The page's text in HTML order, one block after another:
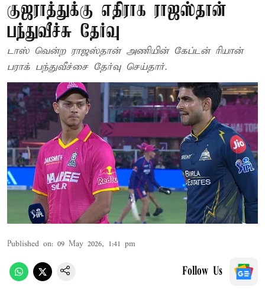
குஜராத்துக்கு எதிராக ராஜஸ்தான்
பந்துவீச்சு தேர்வு
டாஸ் வென்ற ராஜஸ்தான் அணியின் கேப்டன் ரியான்
பராக் பந்துவீச்சை தேர்வு செய்தார்.
Published on: 09 May 2026, 1:41 pm
Follow Us